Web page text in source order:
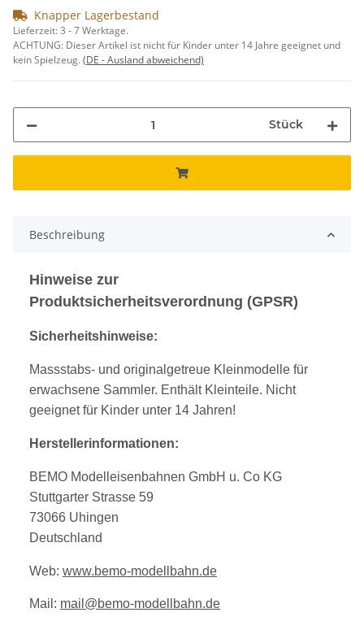
Knapper Lagerbestand
Lieferzeit:3 - 7 Werktage.
ACHTUNG: Dieser Artikel ist nicht für Kinder unter 14 Jahre geeignet und
kein Spielzeug.(DE - Ausland abweichend)
Stück
Beschreibung
Hinweise zur
Produktsicherheitsverordnung (GPSR)
Sicherheitshinweise:
Massstabs- und originalgetreue Kleinmodelle für
erwachsene Sammler. Enthält Kleinteile. Nicht
geeignet für Kinder unter 14 Jahren!
Herstellerinformationen:
BEMO Modelleisenbahnen GmbH u. Co KG
Stuttgarter Strasse 59
73066 Uhingen
Deutschland
Web: www.bemo-modellbahn.de
Mail: mail@bemo-modellbahn.de